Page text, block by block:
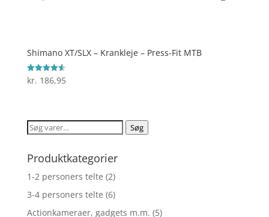
Shimano XT/SLX – Krankleje – Press-Fit MTB
Vurderet
4.6
kr. 186,95
Søg
Søg
Produktkategorier
1-2 personers telte (2)
3-4 personers telte (6)
Actionkameraer, gadgets m.m. (5)